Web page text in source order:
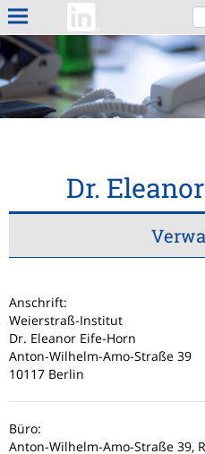
Dr.
Anschrift:
Weierstraß-Institut
Dr. Eleanor Eife-Horn
Anton-Wilhelm-Amo-Straße 39
10117 Berlin
Büro:
Anton-Wilhelm-Amo-Straße 39,